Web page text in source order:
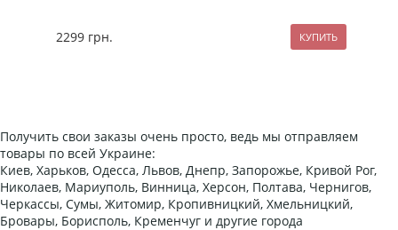
2299 грн.
Получить свои заказы очень просто, ведь мы отправляем
товары по всей Украине:
Киев, Харьков, Одесса, Львов, Днепр, Запорожье, Кривой Рог,
Николаев, Мариуполь, Винница, Херсон, Полтава, Чернигов,
Черкассы, Сумы, Житомир, Кропивницкий, Хмельницкий,
Бровары, Борисполь, Кременчуг и другие города